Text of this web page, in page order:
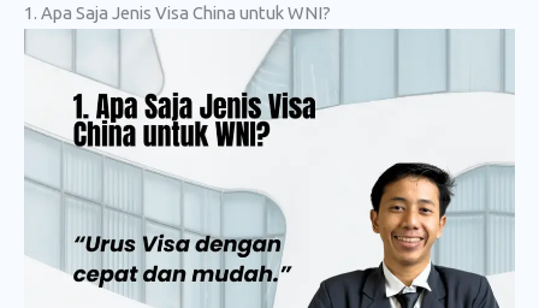
1. Apa Saja Jenis Visa China untuk WNI?